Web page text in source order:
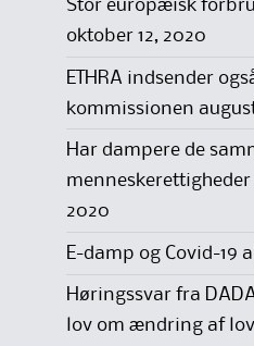
Stor europæisk
oktober 12, 2020
ETHRA indsender
kommissionen
Har dampere de
menneskerettigheder
2020
E-damp og Covid-19
Høringssvar fra
lov om ændring af